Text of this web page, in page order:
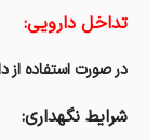
تداخل دارویی:
در صورت استفاده از
شرایط نگهداری: